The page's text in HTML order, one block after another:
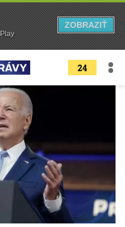
24
ZOBRAZIŤ